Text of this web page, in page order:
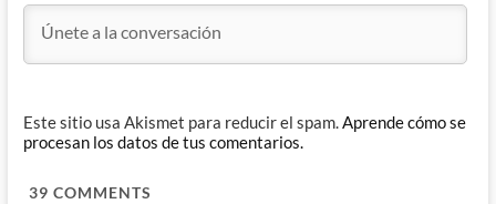
Este sitio usa Akismet para reducir el spam.Aprende cómo se
procesan los datos de tus comentarios.
39 COMMENTS